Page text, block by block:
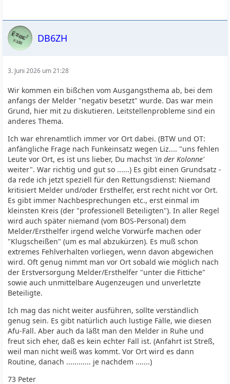
DB6ZH
3. Juni 2026 um 21:28
Wir kommen ein bißchen vom Ausgangsthema ab, bei dem
anfangs der Melder "negativ besetzt" wurde. Das war mein
Grund, hier mit zu diskutieren. Leitstellenprobleme sind ein
anderes Thema.
Ich war ehrenamtlich immer vor Ort dabei. (BTW und OT:
anfängliche Frage nach Funkeinsatz wegen Liz.... "uns fehlen
Leute vor Ort, es ist uns lieber, Du machst 'in der Kolonne'
weiter". War richtig und gut so ......) Es gibt einen Grundsatz -
da rede ich jetzt speziell für den Rettungsdienst: Niemand
kritisiert Melder und/oder Ersthelfer, erst recht nicht vor Ort.
Es gibt immer Nachbesprechungen etc., erst einmal im
kleinsten Kreis (der "professionell Beteiligten"). In aller Regel
wird auch später niemand (vom BOS-Personal) dem
Melder/Ersthelfer irgend welche Vorwürfe machen oder
"Klugscheißen" (um es mal abzukürzen). Es muß schon
extremes Fehlverhalten vorliegen, wenn davon abgewichen
wird. Oft genug nimmt man vor Ort sobald wie möglich nach
der Erstversorgung Melder/Ersthelfer "unter die Fittiche"
sowie auch unmittelbare Augenzeugen und unverletzte
Beteiligte.
Ich mag das nicht weiter ausführen, sollte verständlich
genug sein. Es gibt natürlich auch lustige Fälle, wie diesen
Afu-Fall. Aber auch da läßt man den Melder in Ruhe und
freut sich eher, daß es kein echter Fall ist. (Anfahrt ist Streß,
weil man nicht weiß was kommt. Vor Ort wird es dann
Routine, danach ............ je nachdem .......)
73 Peter